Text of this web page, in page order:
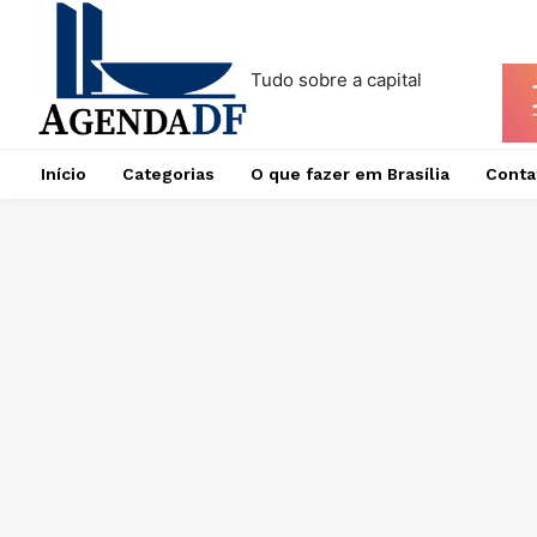
Tudo sobre a capital
Início Categorias O que fazer em Brasília